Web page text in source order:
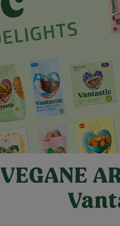
VEGANE